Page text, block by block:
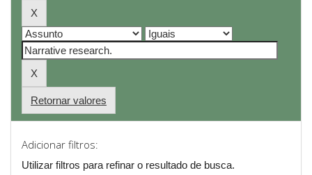
Retornar valores
Adicionar filtros:
Utilizar filtros para refinar o resultado de busca.